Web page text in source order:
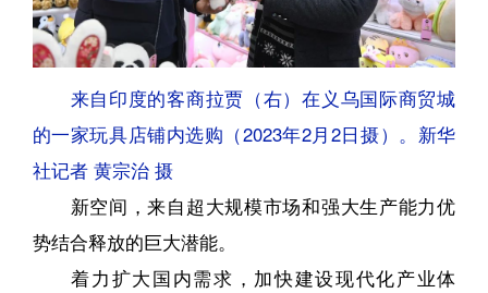
来自印度的客商拉贾（右）在义乌国际商贸城
的一家玩具店铺内选购（2023年2月2日摄）。新华
社记者 黄宗治 摄
新空间，来自超大规模市场和强大生产能力优
势结合释放的巨大潜能。
着力扩大国内需求，加快建设现代化产业体